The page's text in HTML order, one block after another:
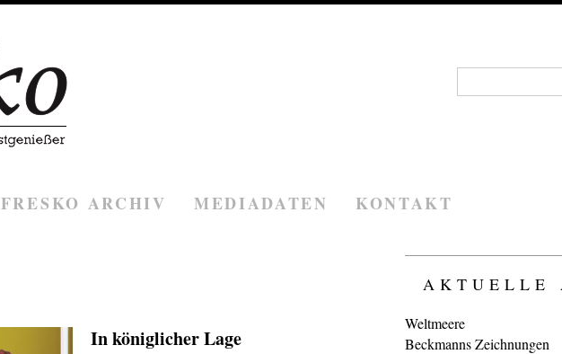
FRESKO ARCHIV MEDIADATEN KONTAKT
In königlicher Lage
AKTUELLE
Weltmeere
Beckmanns Zeichnungen